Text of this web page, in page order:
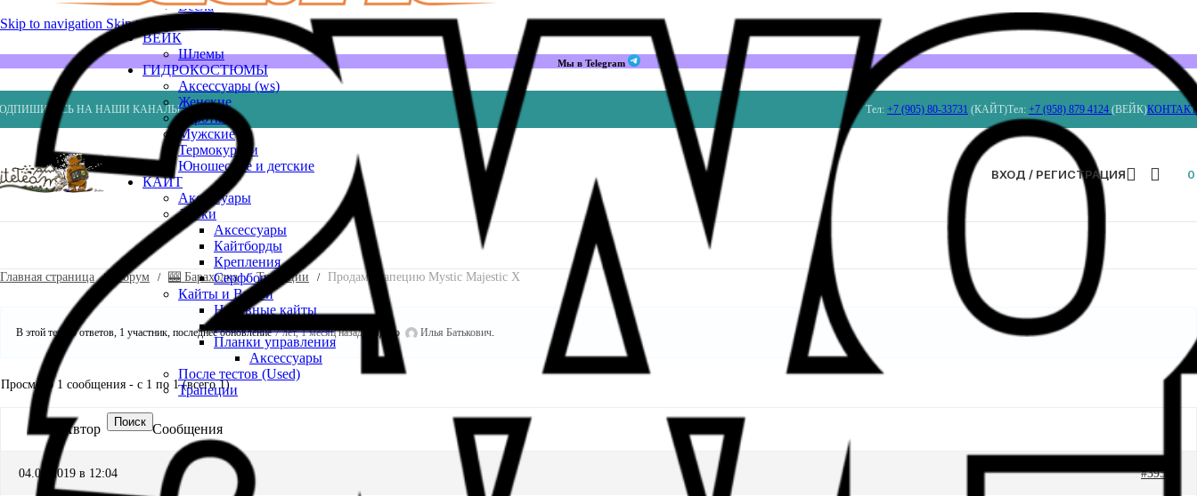
Skip to navigation Skip to main content
Мы в Telegram
НА НАШИ КАНАЛЫ Тел: +7 (905) 80-33731 (КАЙТ)Тел: +7 (958) 879 4124 (ВЕЙК)
Весла
ВЕЙК
Шлемы
ГИДРОКОСТЮМЫ
Аксессуары (ws)
Женские
Короткие
Мужские
Термокуртки
Юношеские и детские
КАЙТ
Аксессуары
Доски
Аксессуары
Кайтборды
Крепления
Серфборды
Кайты и Винги
Надувные кайты
Планки управления
Аксессуары
После тестов (Used)
Трапеции
Поиск
ВХОД / РЕГИСТРАЦИЯ 0
Главная страница Форум 🎰 Барахолка Трапеции Продам трапецию Mystic Majestic X
В этой теме 0 ответов, 1 участник, последнее обновление7 лет, 1 месяц назад создано Илья Батькович.
Просмотр 1 сообщения - с 1 по 1 (всего 1)
Автор Сообщения
04.07.2019 в 12:04 #39557